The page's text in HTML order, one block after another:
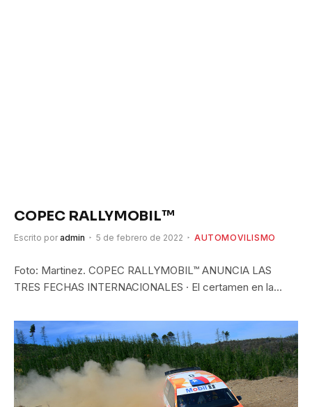
COPEC RALLYMOBIL™
Escrito por admin 5 de febrero de 2022 AUTOMOVILISMO
Foto: Martinez. COPEC RALLYMOBIL™ ANUNCIA LAS
TRES FECHAS INTERNACIONALES · El certamen en la…